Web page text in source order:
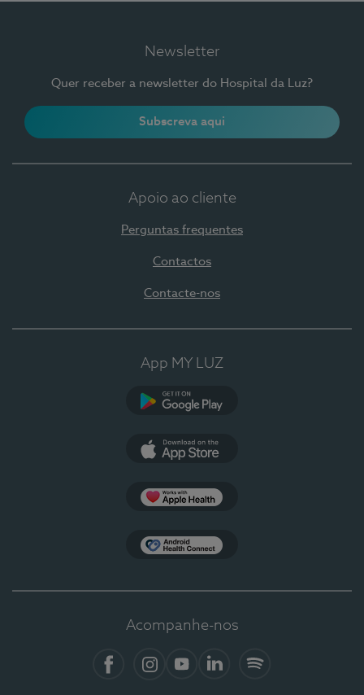
Newsletter
Quer receber a newsletter do Hospital da Luz?
Subscreva aqui
Apoio ao cliente
Perguntas frequentes
Contactos
Contacte-nos
App MY LUZ
Acompanhe-nos